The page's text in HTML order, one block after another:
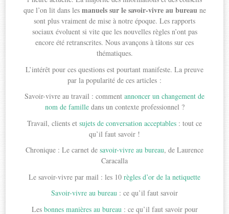
que l’on lit dans les manuels sur le savoir-vivre au bureaune
sont plus vraiment de mise à notre époque. Les rapports
sociaux évoluent si vite que les nouvelles règles n’ont pas
encore été retranscrites. Nous avançons à tâtons sur ces
thématiques.
L’intérêt pour ces questions est pourtant manifeste. La preuve
par la popularité de ces articles :
Savoir-vivre au travail : comment annoncer un changement de
nom de familledans un contexte professionnel ?
Travail, clients et sujets de conversation acceptables : tout ce
qu’il faut savoir !
Chronique : Le carnet de savoir-vivre au bureau, de Laurence
Caracalla
Le savoir-vivre par mail : les 10 règles d’or de la netiquette
Savoir-vivre au bureau : ce qu’il faut savoir
Les bonnes manières au bureau : ce qu’il faut savoir pour